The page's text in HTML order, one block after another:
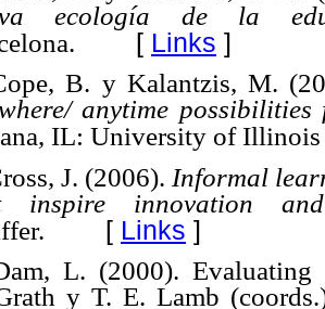
ecología de la
[ Links ]
B. y Kalantzis, M.
anytime
IL: University of Illinois
J. (2006). Informal
inspire innovation and
[ Links ]
L. (2000).
y T. E. Lamb